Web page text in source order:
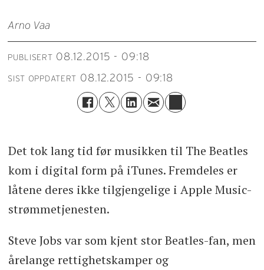
Arno Vaa
PUBLISERT 08.12.2015 - 09:18
SIST OPPDATERT 08.12.2015 - 09:18
Det tok lang tid før musikken til The Beatles
kom i digital form på iTunes. Fremdeles er
låtene deres ikke tilgjengelige i Apple Music-
strømmetjenesten.
Steve Jobs var som kjent stor Beatles-fan, men
årelange rettighetskamper og